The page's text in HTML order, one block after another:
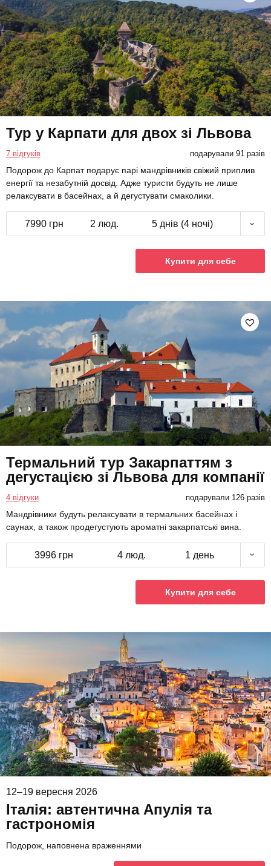
Тур у Карпати для двох зі Львова
7 відгуків подарували 91 разів
Подорож до Карпат подарує парі мандрівників свіжий приплив
енергії та незабутній досвід. Адже туристи будуть не лише
релаксувати в басейнах, а й дегустувати смаколики.
7990 грн 2 люд. 5 днів (4 ночі)
Купити для себе
Термальний тур Закарпаттям з
дегустацією зі Львова для компанії
4 відгуки подарували 126 разів
Мандрівники будуть релаксувати в термальних басейнах і
саунах, а також продегустують ароматні закарпатські вина.
3996 грн 4 люд. 1 день
Купити для себе
12–19 вересня 2026
Італія: автентична Апулія та
гастрономія
Подорож, наповнена враженнями